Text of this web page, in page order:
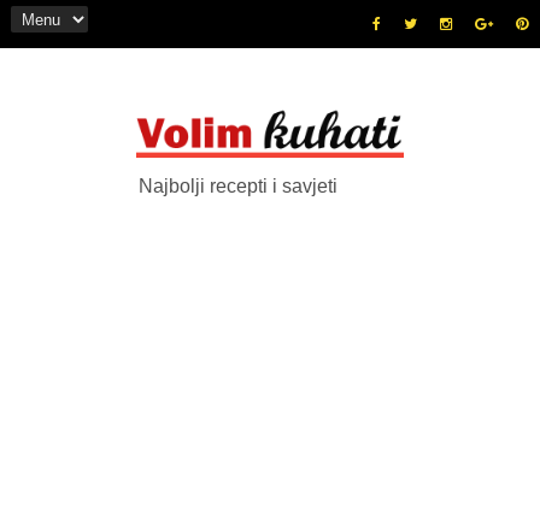
Najbolji recepti i savjeti